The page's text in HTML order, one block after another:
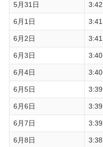
5月31日 3:42
6月1日 3:41
6月2日 3:41
6月3日 3:40
6月4日 3:40
6月5日 3:39
6月6日 3:39
6月7日 3:39
6月8日 3:38